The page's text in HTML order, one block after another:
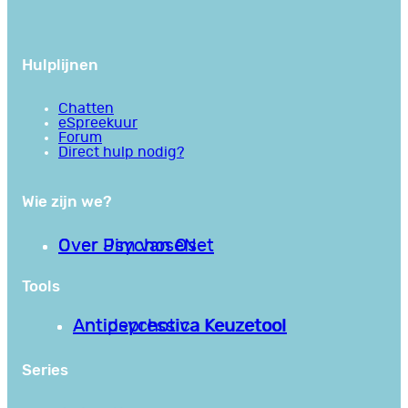
Hulplijnen
Chatten
eSpreekuur
Forum
Direct hulp nodig?
Wie zijn we?
Over PsychoseNet
Over Jim van Os
Tools
Antipsychotica Keuzetool
Antidepressiva Keuzetool
Series